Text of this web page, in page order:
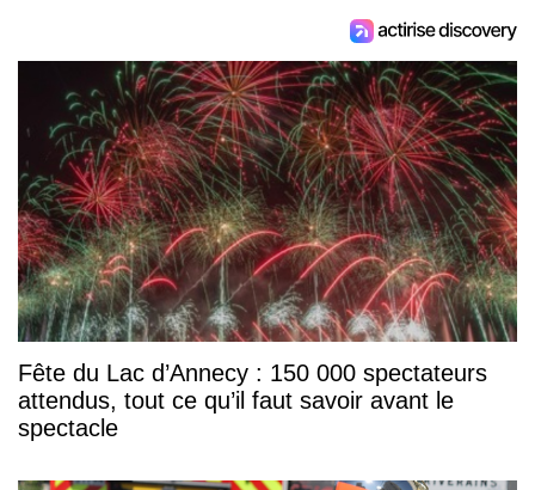
Fête du Lac d’Annecy : 150 000 spectateurs
attendus, tout ce qu’il faut savoir avant le
spectacle